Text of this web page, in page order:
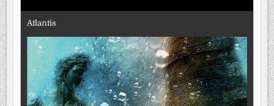
Atlantis